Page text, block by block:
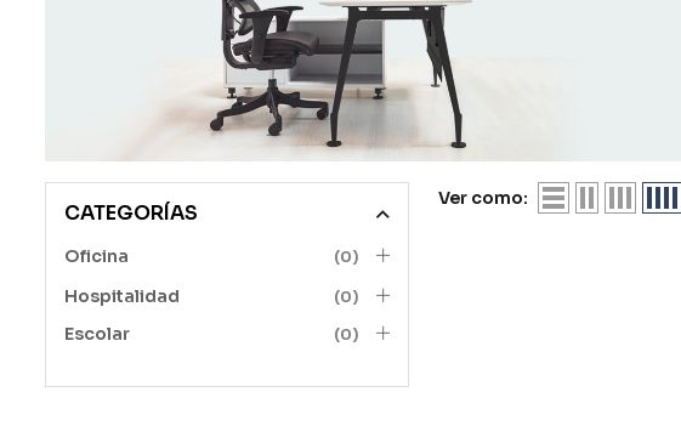
CATEGORÍAS
Oficina (0)
Hospitalidad (0)
Escolar (0)
Ver como: